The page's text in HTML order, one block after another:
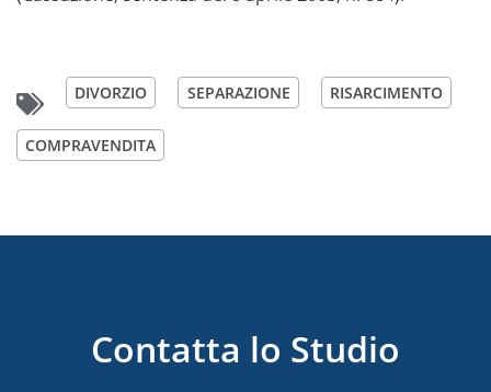
DIVORZIO SEPARAZIONE RISARCIMENTO
COMPRAVENDITA
Contatta lo Studio